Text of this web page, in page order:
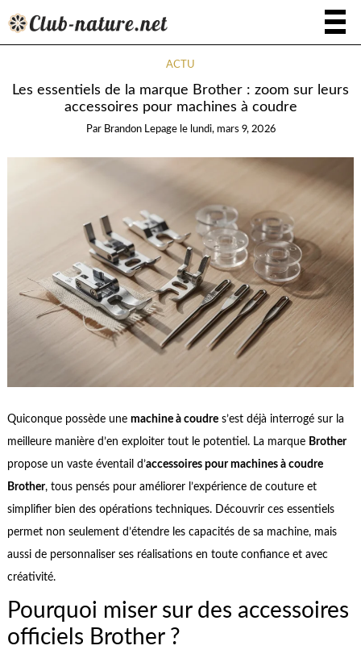
ACTU
Les essentiels de la marque Brother : zoom sur leurs
accessoires pour machines à coudre
Par Brandon Lepage le lundi, mars 9, 2026
Quiconque possède une machine à coudres’est déjà interrogé sur la
meilleure manière d’en exploiter tout le potentiel. La marque Brother
propose un vaste éventail d’accessoires pour machines à coudre
Brother, tous pensés pour améliorer l’expérience de couture et
simplifier bien des opérations techniques. Découvrir ces essentiels
permet non seulement d’étendre les capacités de sa machine, mais
aussi de personnaliser ses réalisations en toute confiance et avec
créativité.
Pourquoi miser sur des accessoires
officiels Brother ?